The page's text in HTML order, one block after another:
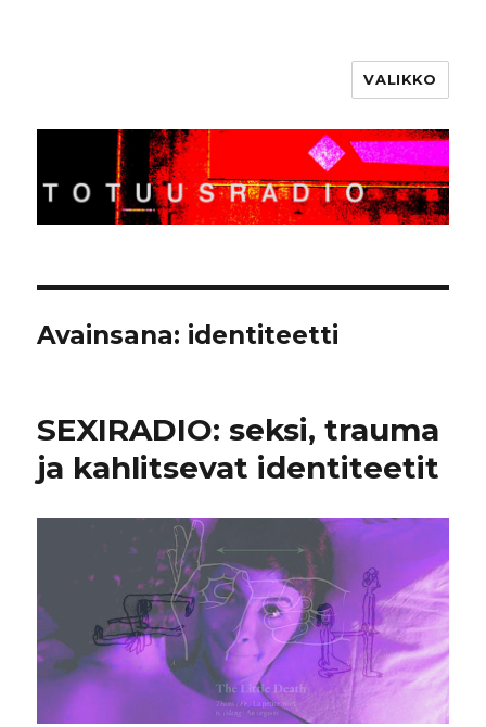
VALIKKO
Avainsana: identiteetti
SEXIRADIO: seksi, trauma
ja kahlitsevat identiteetit